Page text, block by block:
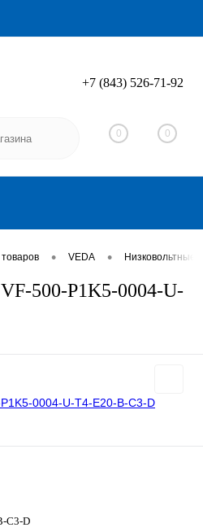
Вход Регистрация
+7 (843) 526-71-92
0 0
товаров • VEDA •
500-P1K5-0004-U-
C3-D